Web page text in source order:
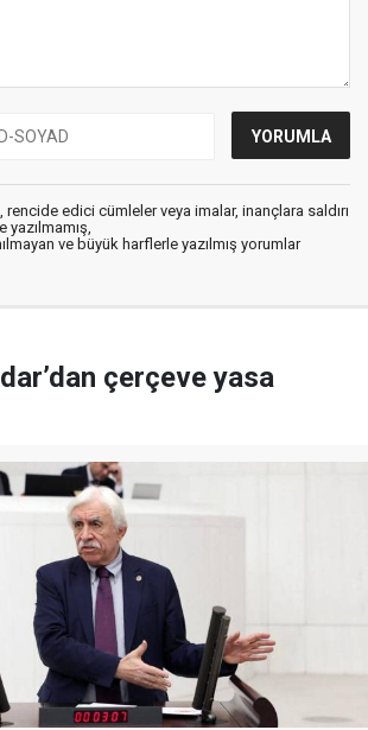
rencide edici cümleler veya imalar, inançlara saldırı
yazılmamış,
ve büyük harflerle yazılmış yorumlar
çerçeve yasa